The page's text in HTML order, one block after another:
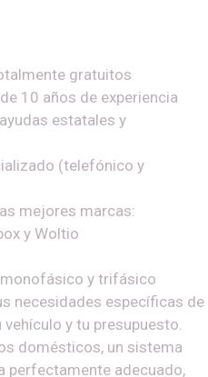
gratuitos
10 años de experiencia
estatales y
(telefónico y
mejores marcas:
y Woltio
y trifásico
necesidades específicas de
y tu presupuesto.
domésticos, un sistema
perfectamente adecuado,